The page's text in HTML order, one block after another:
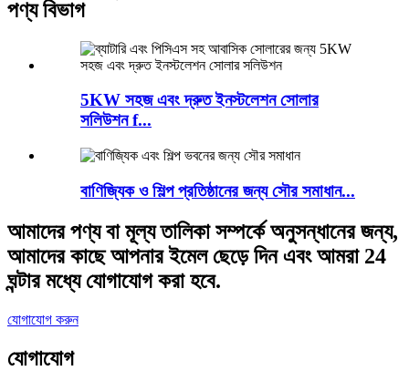
পণ্য বিভাগ
5KW সহজ এবং দ্রুত ইনস্টলেশন সোলার
সলিউশন f...
বাণিজ্যিক ও শিল্প প্রতিষ্ঠানের জন্য সৌর সমাধান...
আমাদের পণ্য বা মূল্য তালিকা সম্পর্কে অনুসন্ধানের জন্য,
আমাদের কাছে আপনার ইমেল ছেড়ে দিন এবং আমরা 24
ঘন্টার মধ্যে যোগাযোগ করা হবে.
যোগাযোগ করুন
যোগাযোগ